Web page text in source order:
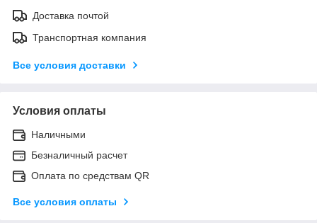
Доставка почтой
Транспортная компания
Все условия доставки
Условия оплаты
Наличными
Безналичный расчет
Оплата по средствам QR
Все условия оплаты